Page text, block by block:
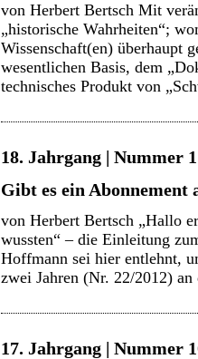
von Herbert Bertsch Mit
„historische Wahrheiten“;
Wissenschaft(en) überhaupt
wesentlichen Basis, dem
technisches Produkt von
18. Jahrgang | Nummer
Gibt es ein Abonnement
von Herbert Bertsch „Hallo
wussten“ – die Einleitung
Hoffmann sei hier entlehnt,
zwei Jahren (Nr. 22/2012)
17. Jahrgang | Nummer